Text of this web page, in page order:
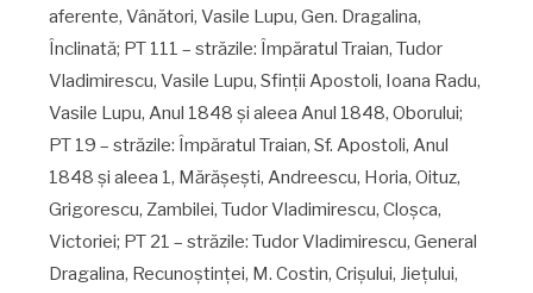
aferente, Vânători, Vasile Lupu, Gen. Dragalina,
Înclinată; PT 111 – străzile: Împăratul Traian, Tudor
Vladimirescu, Vasile Lupu, Sfinţii Apostoli, Ioana Radu,
Vasile Lupu, Anul 1848 şi aleea Anul 1848, Oborului;
PT 19 – străzile: Împăratul Traian, Sf. Apostoli, Anul
1848 şi aleea 1, Mărăşeşti, Andreescu, Horia, Oituz,
Grigorescu, Zambilei, Tudor Vladimirescu, Cloşca,
Victoriei; PT 21 – străzile: Tudor Vladimirescu, General
Dragalina, Recunoştinţei, M. Costin, Crişului, Jieţului,